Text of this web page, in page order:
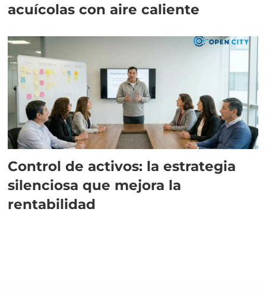
acuícolas con aire caliente
Control de activos: la estrategia
silenciosa que mejora la
rentabilidad